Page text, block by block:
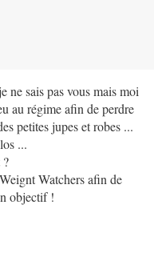
ne sais pas vous mais moi
au régime afin de perdre
petites jupes et robes ...
...
Watchers afin de
objectif !